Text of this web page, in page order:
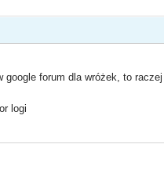
google forum dla wróżek, to
logi